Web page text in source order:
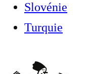
Slovénie
Turquie